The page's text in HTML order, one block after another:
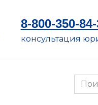
8-800-350-
консультация
for: